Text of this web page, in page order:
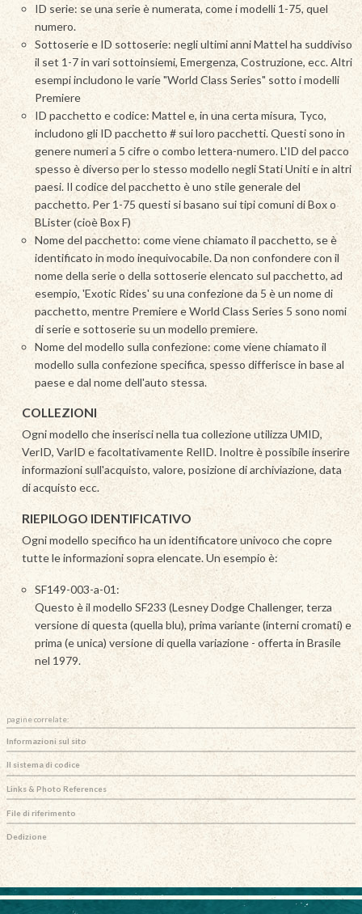
ID serie: se una serie è numerata, come i modelli 1-75, quel
numero.
Sottoserie e ID sottoserie: negli ultimi anni Mattel ha suddiviso
il set 1-7 in vari sottoinsiemi, Emergenza, Costruzione, ecc. Altri
esempi includono le varie "World Class Series" sotto i modelli
Premiere
ID pacchetto e codice: Mattel e, in una certa misura, Tyco,
includono gli ID pacchetto # sui loro pacchetti. Questi sono in
genere numeri a 5 cifre o combo lettera-numero. L'ID del pacco
spesso è diverso per lo stesso modello negli Stati Uniti e in altri
paesi. Il codice del pacchetto è uno stile generale del
pacchetto. Per 1-75 questi si basano sui tipi comuni di Box o
BLister (cioè Box F)
Nome del pacchetto: come viene chiamato il pacchetto, se è
identificato in modo inequivocabile. Da non confondere con il
nome della serie o della sottoserie elencato sul pacchetto, ad
esempio, 'Exotic Rides' su una confezione da 5 è un nome di
pacchetto, mentre Premiere e World Class Series 5 sono nomi
di serie e sottoserie su un modello premiere.
Nome del modello sulla confezione: come viene chiamato il
modello sulla confezione specifica, spesso differisce in base al
paese e dal nome dell'auto stessa.
COLLEZIONI
Ogni modello che inserisci nella tua collezione utilizza UMID,
VerID, VarID e facoltativamente RelID. Inoltre è possibile inserire
informazioni sull'acquisto, valore, posizione di archiviazione, data
di acquisto ecc.
RIEPILOGO IDENTIFICATIVO
Ogni modello specifico ha un identificatore univoco che copre
tutte le informazioni sopra elencate. Un esempio è:
SF149-003-a-01:
Questo è il modello SF233 (Lesney Dodge Challenger, terza
versione di questa (quella blu), prima variante (interni cromati) e
prima (e unica) versione di quella variazione - offerta in Brasile
nel 1979.
pagine correlate:
Informazioni sul sito
Il sistema di codice
Links & Photo References
File di riferimento
Dedizione